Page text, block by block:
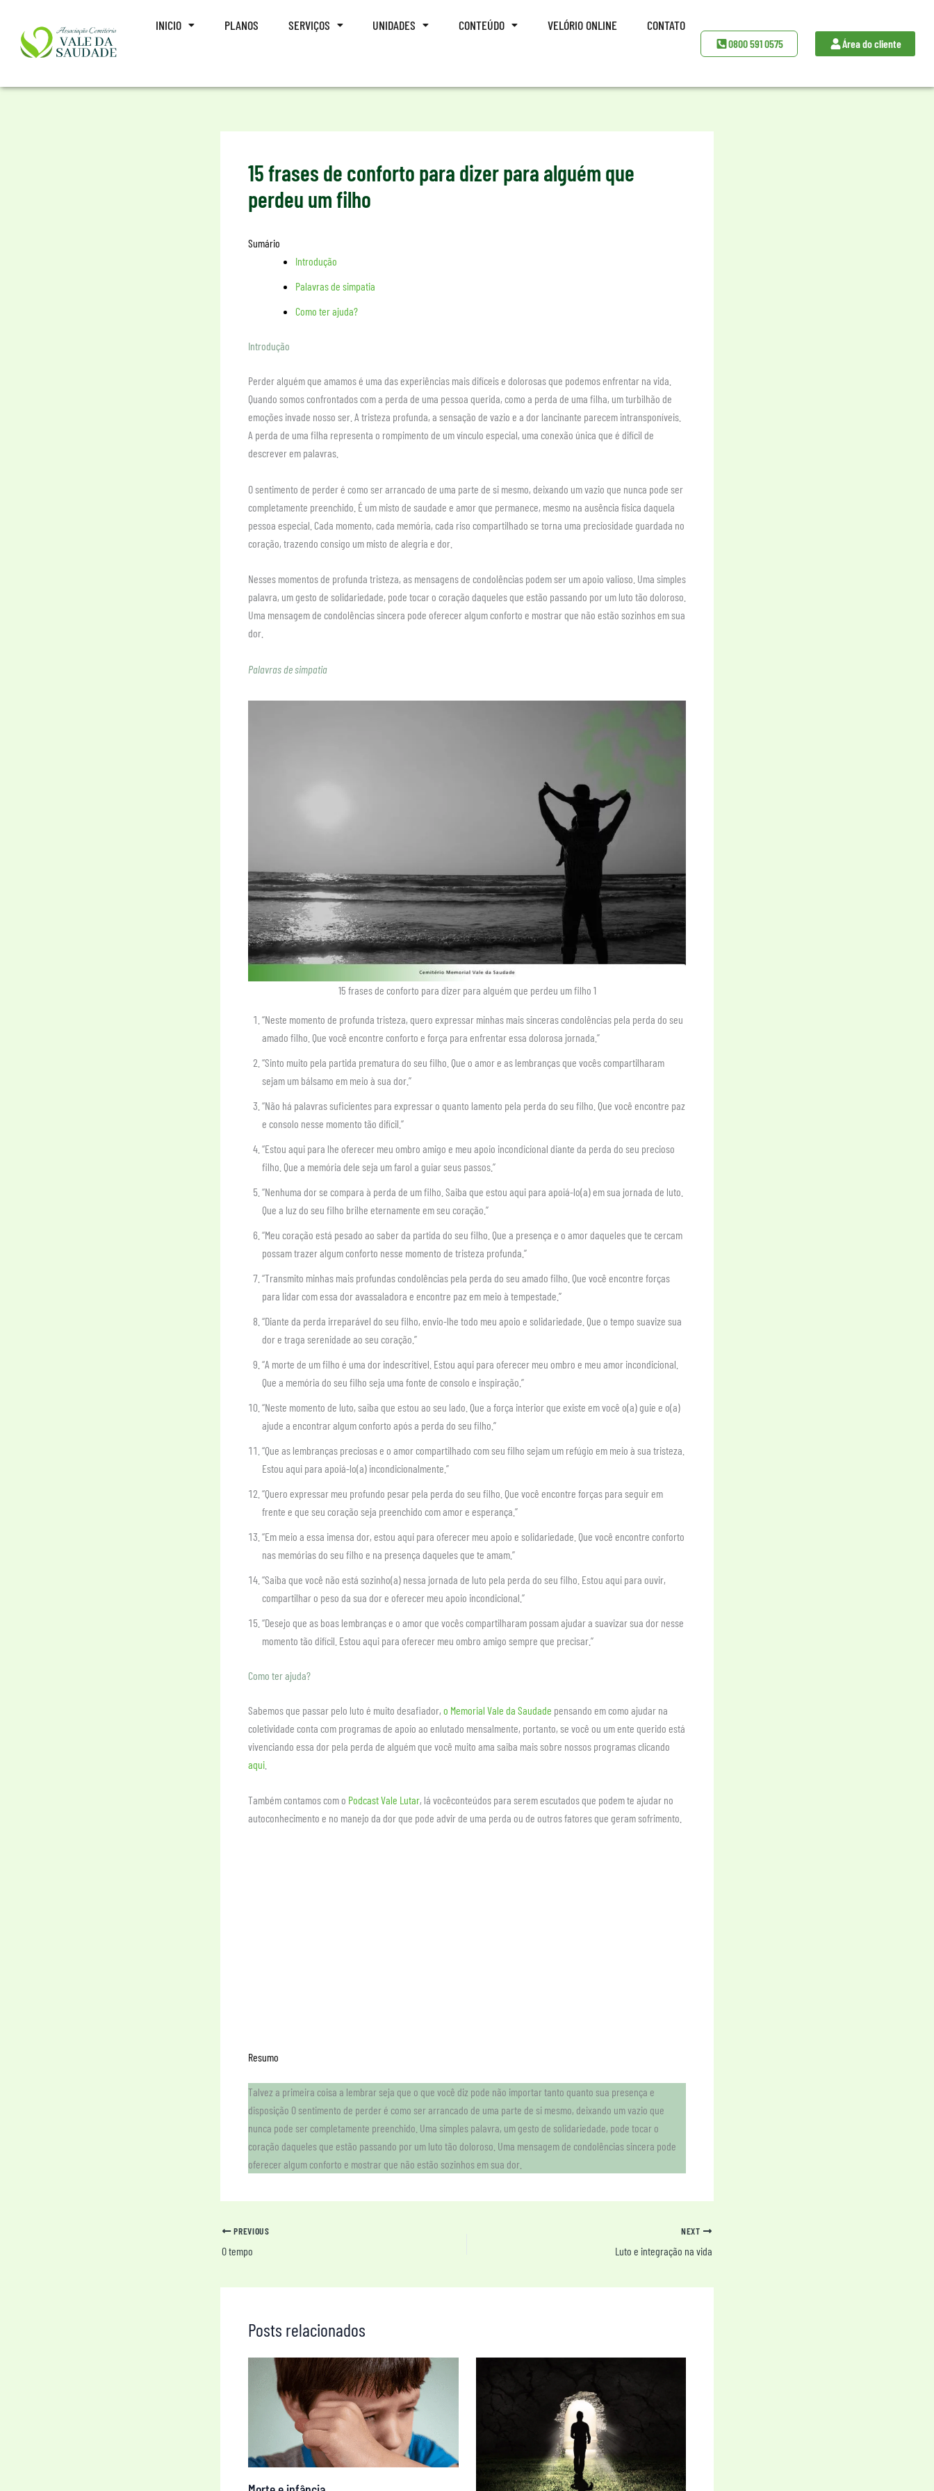
conteúdo
INICIO PLANOS SERVIÇOS UNIDADES CONTEÚDO VELÓRIO ONLINE CONTATO
0800 591 0575 Área do cliente
15 frases de conforto para dizer para alguém que
perdeu um filho
Sumário
Introdução
Palavras de simpatia
Como ter ajuda?
Introdução
Perder alguém que amamos é uma das experiências mais difíceis e dolorosas que podemos enfrentar na vida.
Quando somos confrontados com a perda de uma pessoa querida, como a perda de uma filha, um turbilhão de
emoções invade nosso ser. A tristeza profunda, a sensação de vazio e a dor lancinante parecem intransponíveis.
A perda de uma filha representa o rompimento de um vínculo especial, uma conexão única que é difícil de
descrever em palavras.
O sentimento de perder é como ser arrancado de uma parte de si mesmo, deixando um vazio que nunca pode ser
completamente preenchido. É um misto de saudade e amor que permanece, mesmo na ausência física daquela
pessoa especial. Cada momento, cada memória, cada riso compartilhado se torna uma preciosidade guardada no
coração, trazendo consigo um misto de alegria e dor.
Nesses momentos de profunda tristeza, as mensagens de condolências podem ser um apoio valioso. Uma simples
palavra, um gesto de solidariedade, pode tocar o coração daqueles que estão passando por um luto tão doloroso.
Uma mensagem de condolências sincera pode oferecer algum conforto e mostrar que não estão sozinhos em sua
dor.
Palavras de simpatia
15 frases de conforto para dizer para alguém que perdeu um filho 1
“Neste momento de profunda tristeza, quero expressar minhas mais sinceras condolências pela perda do seu
amado filho. Que você encontre conforto e força para enfrentar essa dolorosa jornada.”
“Sinto muito pela partida prematura do seu filho. Que o amor e as lembranças que vocês compartilharam
sejam um bálsamo em meio à sua dor.”
“Não há palavras suficientes para expressar o quanto lamento pela perda do seu filho. Que você encontre paz
e consolo nesse momento tão difícil.”
“Estou aqui para lhe oferecer meu ombro amigo e meu apoio incondicional diante da perda do seu precioso
filho. Que a memória dele seja um farol a guiar seus passos.”
“Nenhuma dor se compara à perda de um filho. Saiba que estou aqui para apoiá-lo(a) em sua jornada de luto.
Que a luz do seu filho brilhe eternamente em seu coração.”
“Meu coração está pesado ao saber da partida do seu filho. Que a presença e o amor daqueles que te cercam
possam trazer algum conforto nesse momento de tristeza profunda.”
“Transmito minhas mais profundas condolências pela perda do seu amado filho. Que você encontre forças
para lidar com essa dor avassaladora e encontre paz em meio à tempestade.”
“Diante da perda irreparável do seu filho, envio-lhe todo meu apoio e solidariedade. Que o tempo suavize sua
dor e traga serenidade ao seu coração.”
“A morte de um filho é uma dor indescritível. Estou aqui para oferecer meu ombro e meu amor incondicional.
Que a memória do seu filho seja uma fonte de consolo e inspiração.”
“Neste momento de luto, saiba que estou ao seu lado. Que a força interior que existe em você o(a) guie e o(a)
ajude a encontrar algum conforto após a perda do seu filho.”
“Que as lembranças preciosas e o amor compartilhado com seu filho sejam um refúgio em meio à sua tristeza.
Estou aqui para apoiá-lo(a) incondicionalmente.”
“Quero expressar meu profundo pesar pela perda do seu filho. Que você encontre forças para seguir em
frente e que seu coração seja preenchido com amor e esperança.”
“Em meio a essa imensa dor, estou aqui para oferecer meu apoio e solidariedade. Que você encontre conforto
nas memórias do seu filho e na presença daqueles que te amam.”
“Saiba que você não está sozinho(a) nessa jornada de luto pela perda do seu filho. Estou aqui para ouvir,
compartilhar o peso da sua dor e oferecer meu apoio incondicional.”
“Desejo que as boas lembranças e o amor que vocês compartilharam possam ajudar a suavizar sua dor nesse
momento tão difícil. Estou aqui para oferecer meu ombro amigo sempre que precisar.”
Como ter ajuda?
Sabemos que passar pelo luto é muito desafiador, o Memorial Vale da Saudade pensando em como ajudar na
coletividade conta com programas de apoio ao enlutado mensalmente, portanto, se você ou um ente querido está
vivenciando essa dor pela perda de alguém que você muito ama saiba mais sobre nossos programas clicando
aqui
Também contamos com o Podcast Vale Lutar, lá vocêconteúdos para serem escutados que podem te ajudar no
autoconhecimento e no manejo da dor que pode advir de uma perda ou de outros fatores que geram sofrimento.
Resumo
Talvez a primeira coisa a lembrar seja que o que você diz pode não importar tanto quanto sua presença e
disposição O sentimento de perder é como ser arrancado de uma parte de si mesmo, deixando um vazio que
nunca pode ser completamente preenchido. Uma simples palavra, um gesto de solidariedade, pode tocar o
coração daqueles que estão passando por um luto tão doloroso. Uma mensagem de condolências sincera pode
oferecer algum conforto e mostrar que não estão sozinhos em sua dor.
PREVIOUS
O tempo
NEXT
Luto e integração na vida
Posts relacionados